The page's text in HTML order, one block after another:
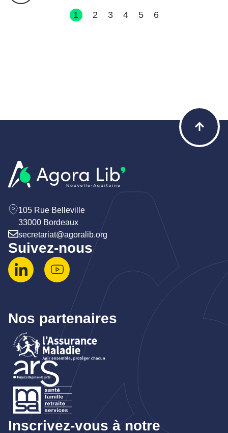
1 2 3 4 5 6
105 Rue Belleville
33000 Bordeaux
secretariat@agoralib.org
Suivez-nous
Nos partenaires
Inscrivez-vous à notre